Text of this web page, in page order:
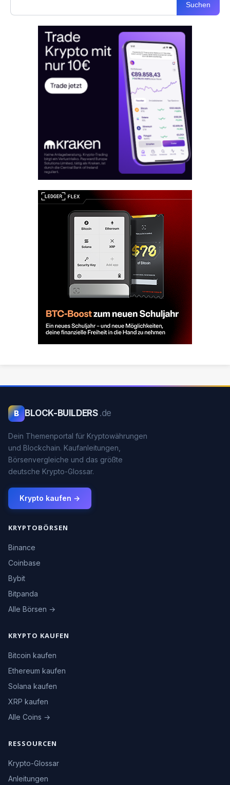
Suchen
B BLOCK-BUILDERS .de
Dein Themenportal für Kryptowährungen
und Blockchain. Kaufanleitungen,
Börsenvergleiche und das größte
deutsche Krypto-Glossar.
Krypto kaufen →
KRYPTOBÖRSEN
Binance
Coinbase
Bybit
Bitpanda
Alle Börsen →
KRYPTO KAUFEN
Bitcoin kaufen
Ethereum kaufen
Solana kaufen
XRP kaufen
Alle Coins →
RESSOURCEN
Krypto-Glossar
Anleitungen